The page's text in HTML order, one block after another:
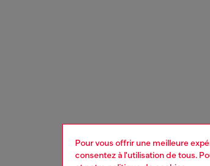
Pour vous offrir une meilleure
consentez à l'utilisation de tous.